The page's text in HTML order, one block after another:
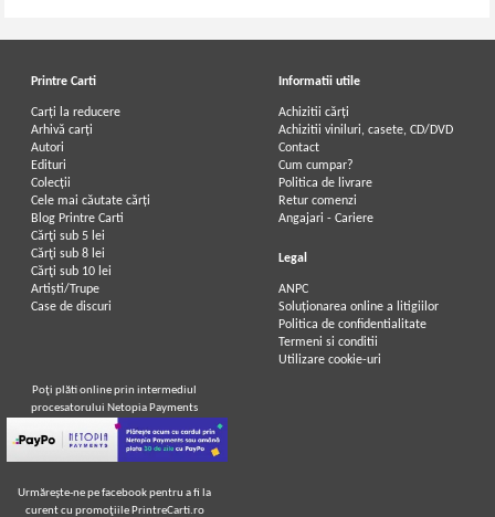
Anne Bronte - The tenant of Wildfell
Anne Bronte - The tenant of Wildfell
Hall
Printre Carti
Carți la reducere
Arhivă carți
Autori
Edituri
Colecții
Cele mai căutate cărți
Blog Printre Carti
Cărţi sub 5 lei
Cărţi sub 8 lei
Cărţi sub 10 lei
Artiști/Trupe
Case de discuri
Informatii utile
Achizitii cărți
Achizitii viniluri, casete, CD/DVD
Contact
Cum cumpar?
Politica de livrare
Retur comenzi
Angajari - Cariere
Legal
ANPC
Soluționarea online a litigiilor
Politica de confidentialitate
Termeni si conditii
Utilizare cookie-uri
Poţi plăti online prin intermediul
procesatorului Netopia Payments
Urmăreşte-ne pe facebook pentru a fi la
curent cu promoţiile PrintreCarti.ro